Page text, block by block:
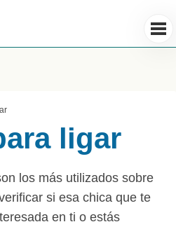
ligar
los más utilizados sobre
si esa chica que te
en ti o estás